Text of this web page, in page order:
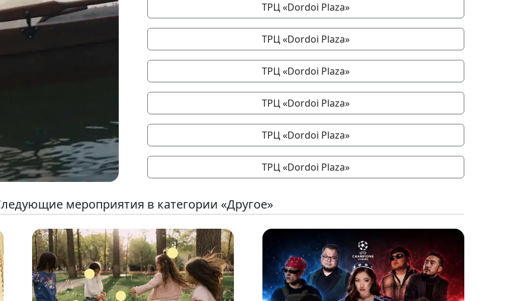
ТРЦ «Dordoi Plaza»
ТРЦ «Dordoi Plaza»
ТРЦ «Dordoi Plaza»
ТРЦ «Dordoi Plaza»
ТРЦ «Dordoi Plaza»
ТРЦ «Dordoi Plaza»
мероприятия в категории «Другое»